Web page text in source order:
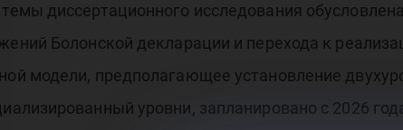
темы диссертационного исследования
Болонской декларации и перехода к
модели, предполагающее установление
уровни, запланировано с 2026